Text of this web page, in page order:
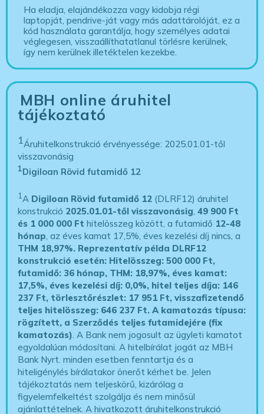
Ha eladja, elajándékozza vagy kidobja régi
laptopját, pendrive-ját vagy más adattárolóját, ez a
kód használata garantálja, hogy személyes adatai
véglegesen, visszaállíthatatlanul törlésre kerülnek,
így nem kerülnek illetéktelen kezekbe.
MBH online áruhitel
tájékoztató
1Áruhitelkonstrukció érvényessége: 2025.01.01-től
visszavonásig
1Digiloan Rövid futamidő 12
1A Digiloan Rövid futamidő 12 (DLRF12) áruhitel
konstrukció 2025.01.01-től visszavonásig,49 900 Ft
és 1 000 000 Ft hitelösszeg között, a futamidő 12-48
hónap, az éves kamat 17,5%, éves kezelési díj nincs, a
THM 18,97%. Reprezentatív példa DLRF12
konstrukció esetén: Hitelösszeg: 500 000 Ft,
futamidő: 36 hónap, THM: 18,97%, éves kamat:
17,5%, éves kezelési díj: 0,0%, hitel teljes díja: 146
237 Ft, törlesztőrészlet: 17 951 Ft, visszafizetendő
teljes hitelösszeg: 646 237 Ft.A kamatozás típusa:
rögzített, a Szerződés teljes futamidejére (fix
kamatozás). A Bank nem jogosult az ügyleti kamatot
egyoldalúan módosítani. A hitelbírálat jogát az MBH
Bank Nyrt. minden esetben fenntartja és a
hiteligénylés bírálatakor önerőt kérhet be. Jelen
tájékoztatás nem teljeskörű, kizárólag a
figyelemfelkeltést szolgálja és nem minősül
ajánlattételnek. A hivatkozott áruhitelkonstrukció